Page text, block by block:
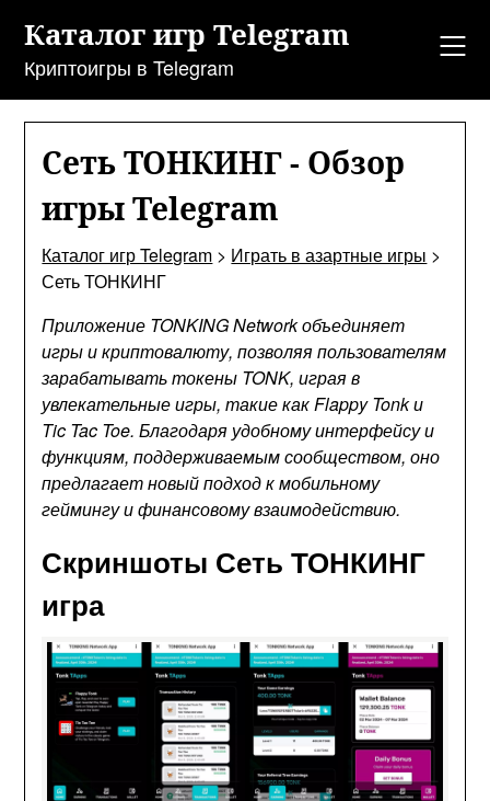
содержанию
Каталог игр Telegram
Криптоигры в Telegram
Сеть ТОНКИНГ - Обзор
игры Telegram
Каталог игр Telegram > Играть в азартные игры >
Сеть ТОНКИНГ
Приложение TONKING Network объединяет
игры и криптовалюту, позволяя пользователям
зарабатывать токены TONK, играя в
увлекательные игры, такие как Flappy Tonk и
Tic Tac Toe. Благодаря удобному интерфейсу и
функциям, поддерживаемым сообществом, оно
предлагает новый подход к мобильному
геймингу и финансовому взаимодействию.
Скриншоты Сеть ТОНКИНГ
игра